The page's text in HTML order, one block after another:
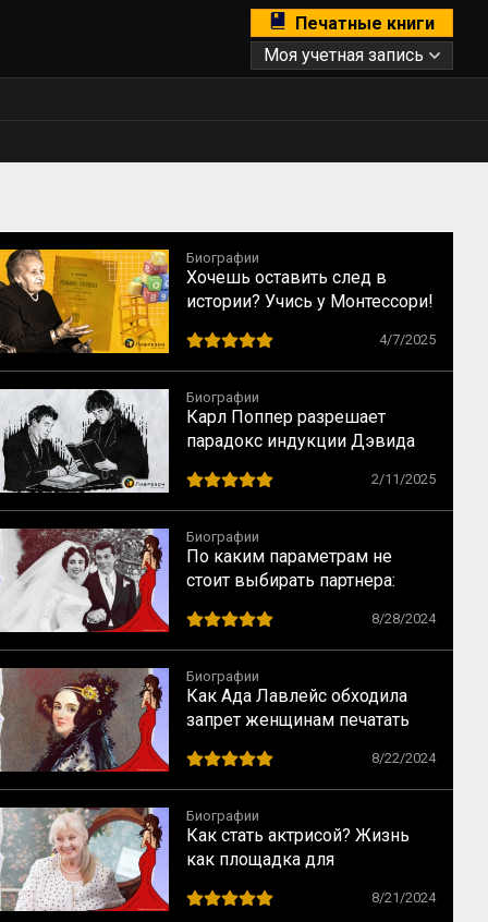
Печатные книги
Моя учетная запись
Биографии
Хочешь оставить след в
истории? Учись у Монтессори!
наследие
4/7/2025
Биографии
Карл Поппер разрешает
парадокс индукции Дэвида
2/11/2025
Биографии
По каким параметрам не
стоит выбирать партнера:
8/28/2024
Биографии
Как Ада Лавлейс обходила
запрет женщинам печатать
8/22/2024
Биографии
Как стать актрисой? Жизнь
как площадка для
8/21/2024